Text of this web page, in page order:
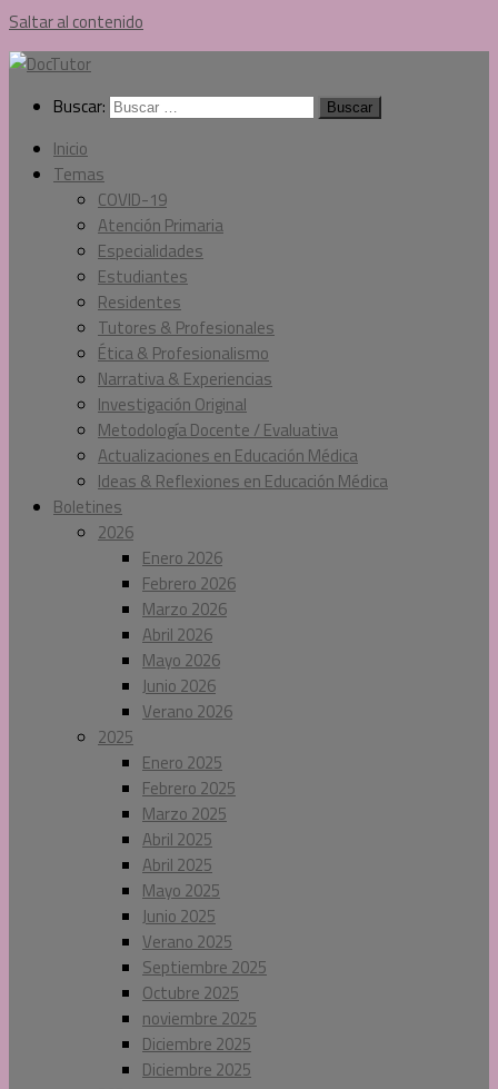
Saltar al contenido
Buscar:
Inicio
Temas
COVID-19
Atención Primaria
Especialidades
Estudiantes
Residentes
Tutores & Profesionales
Ética & Profesionalismo
Narrativa & Experiencias
Investigación Original
Metodología Docente / Evaluativa
Actualizaciones en Educación Médica
Ideas & Reflexiones en Educación Médica
Boletines
2026
Enero 2026
Febrero 2026
Marzo 2026
Abril 2026
Mayo 2026
Junio 2026
Verano 2026
2025
Enero 2025
Febrero 2025
Marzo 2025
Abril 2025
Abril 2025
Mayo 2025
Junio 2025
Verano 2025
Septiembre 2025
Octubre 2025
noviembre 2025
Diciembre 2025
Diciembre 2025